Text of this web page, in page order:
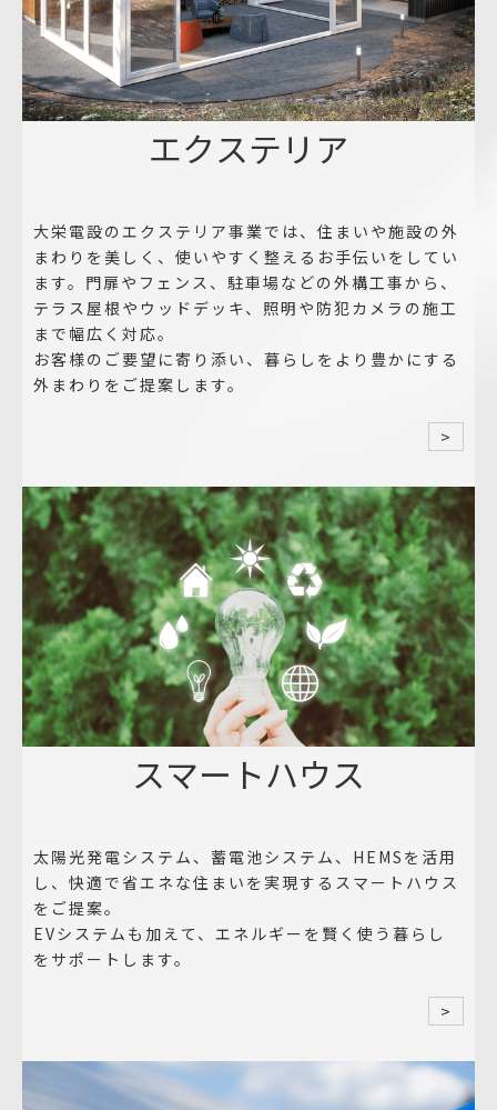
エクステリア
大栄電設のエクステリア事業では、住まいや施設の外
まわりを美しく、使いやすく整えるお手伝いをしてい
ます。門扉やフェンス、駐車場などの外構工事から、
テラス屋根やウッドデッキ、照明や防犯カメラの施工
まで幅広く対応。
お客様のご要望に寄り添い、暮らしをより豊かにする
外まわりをご提案します。
>
スマートハウス
太陽光発電システム、蓄電池システム、HEMSを活用
し、快適で省エネな住まいを実現するスマートハウス
をご提案。
EVシステムも加えて、エネルギーを賢く使う暮らし
をサポートします。
>